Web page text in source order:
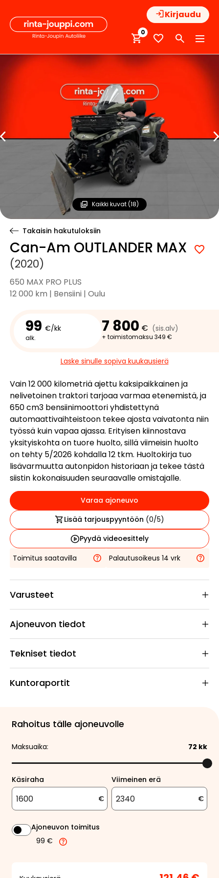
sisältöön
Kirjaudu
0
Kaikki kuvat (18)
Takaisin hakutuloksiin
Can-Am OUTLANDER MAX
(2020)
650 MAX PRO PLUS
12 000 km | Bensiini | Oulu
99 €/kk
alk.
7 800 € (sis.alv)
+ toimistomaksu 349 €
Laske sinulle sopiva kuukausierä
Vain 12 000 kilometriä ajettu kaksipaikkainen ja
nelivetoinen traktori tarjoaa varmaa etenemistä, ja
650 cm3 bensiinimoottori yhdistettynä
automaattivaihteistoon tekee ajosta vaivatonta niin
työssä kuin vapaa ajassa. Erityisen kiinnostava
yksityiskohta on tuore huolto, sillä viimeisin huolto
on tehty 5/2026 kohdalla 12 tkm. Huoltokirja tuo
lisävarmuutta autonpidon historiaan ja tekee tästä
siistin kokonaisuuden seuraavalle omistajalle.
Varaa ajoneuvo
Lisää tarjouspyyntöön (0/5)
Pyydä videoesittely
Toimitus saatavilla
Palautusoikeus 14 vrk
Varusteet
Ajoneuvon tiedot
Tekniset tiedot
Kuntoraportit
Rahoitus tälle ajoneuvolle
Maksuaika: 72 kk
Käsiraha
€
Viimeinen erä
€
Ajoneuvon toimitus
99 €